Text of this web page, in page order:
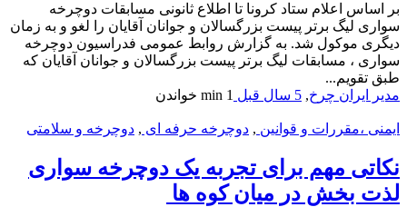
بر اساس اعلام ستاد کرونا تا اطلاع ثانونی مسابقات دوچرخه
سواری لیگ برتر پیست بزرگسالان و جوانان آقایان را لغو و به زمان
دیگری موکول شد. به گزارش روابط عمومی فدراسیون دوچرخه
سواری ، مسابقات لیگ برتر پیست بزرگسالان و جوانان آقایان که
طبق تقویم...
مدیر ایران چرخ, 5 سال قبل 1 min خواندن
ایمنی ،مقررات و قوانین , دوچرخه حرفه ای , دوچرخه و سلامتی
نکاتی مهم برای تجربه یک دوچرخه سواری
لذت بخش در میان کوه ها